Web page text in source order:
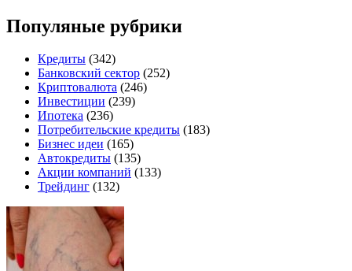
Популяные рубрики
Кредиты (342)
Банковский сектор (252)
Криптовалюта (246)
Инвестиции (239)
Ипотека (236)
Потребительские кредиты (183)
Бизнес идеи (165)
Автокредиты (135)
Акции компаний (133)
Трейдинг (132)